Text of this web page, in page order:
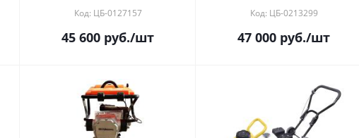
Код: ЦБ-0127157
45 600 руб./шт
Код: ЦБ-0213299
47 000 руб./шт